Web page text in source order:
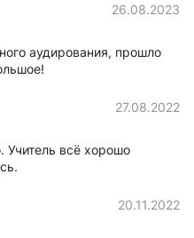
26.08.2023
аудирования, прошло
27.08.2022
Учитель всё хорошо
20.11.2022